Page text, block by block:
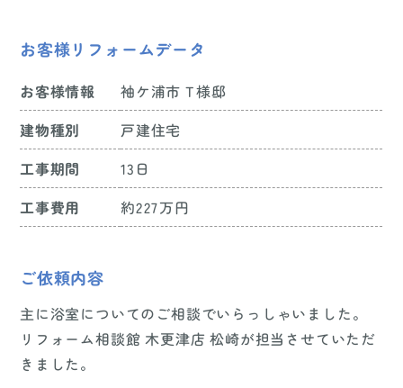
お客様リフォームデータ
お客様情報 袖ケ浦市 T様邸
建物種別
戸建住宅
工事期間
13日
工事費用 約227万円
ご依頼内容
主に浴室についてのご相談でいらっしゃいました。
リフォーム相談館 木更津店 松崎が担当させていただ
きました。